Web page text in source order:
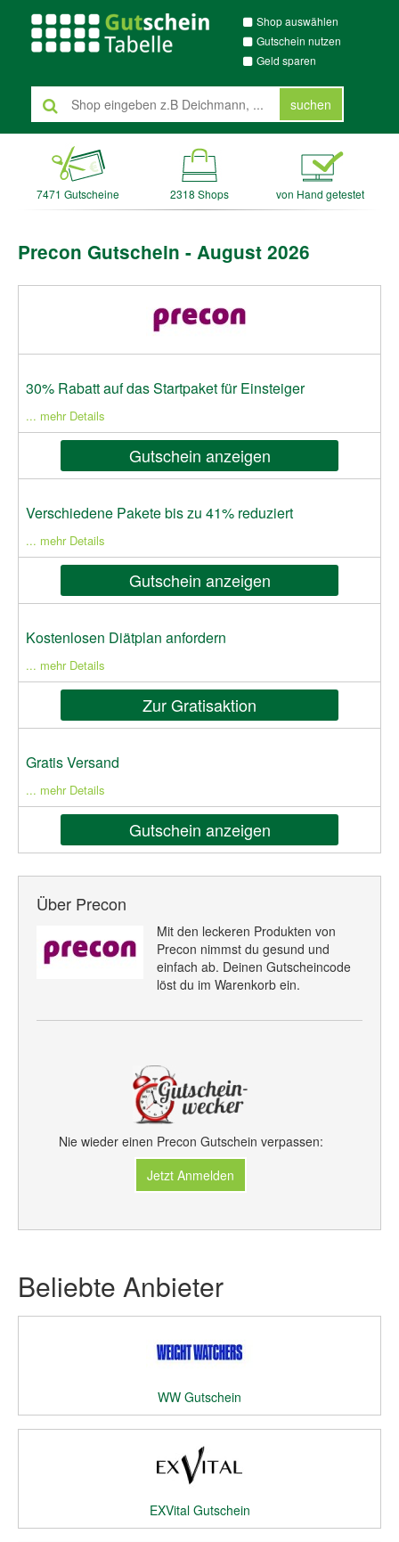
Shop auswählen
Gutschein nutzen
Geld sparen
suchen
7471 Gutscheine 2318 Shops von Hand getestet
Precon Gutschein - August 2026
30% Rabatt auf das Startpaket für Einsteiger
... mehr Details
Gutschein anzeigen
Verschiedene Pakete bis zu 41% reduziert
... mehr Details
Gutschein anzeigen
Kostenlosen Diätplan anfordern
... mehr Details
Zur Gratisaktion
Gratis Versand
... mehr Details
Gutschein anzeigen
Über Precon
Mit den leckeren Produkten von
Precon nimmst du gesund und
einfach ab. Deinen Gutscheincode
löst du im Warenkorb ein.
Nie wieder einen Precon Gutschein verpassen:
Jetzt Anmelden
Beliebte Anbieter
WW Gutschein
EXVital Gutschein